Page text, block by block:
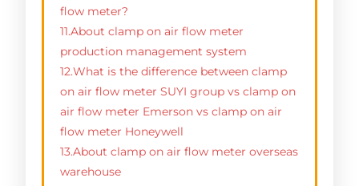
flow meter?
11.About clamp on air flow meter
production management system
12.What is the difference between clamp
on air flow meter SUYI group vs clamp on
air flow meter Emerson vs clamp on air
flow meter Honeywell
13.About clamp on air flow meter overseas
warehouse